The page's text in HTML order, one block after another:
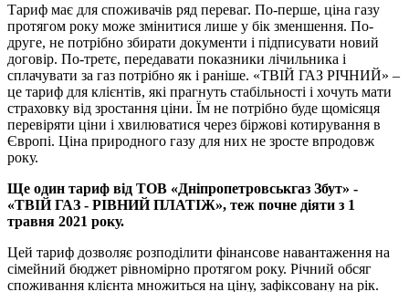
Тариф має для споживачів ряд переваг. По-перше, ціна газу
протягом року може змінитися лише у бік зменшення. По-
друге, не потрібно збирати документи і підписувати новий
договір. По-третє, передавати показники лічильника і
сплачувати за газ потрібно як і раніше. «ТВІЙ ГАЗ РІЧНИЙ» –
це тариф для клієнтів, які прагнуть стабільності і хочуть мати
страховку від зростання ціни. Їм не потрібно буде щомісяця
перевіряти ціни і хвилюватися через біржові котирування в
Європі. Ціна природного газу для них не зросте впродовж
року.
Ще один тариф від ТОВ «Дніпропетровськгаз Збут» -
«ТВІЙ ГАЗ - РІВНИЙ ПЛАТІЖ», теж почне діяти з 1
травня 2021 року.
Цей тариф дозволяє розподілити фінансове навантаження на
сімейний бюджет рівномірно протягом року. Річний обсяг
споживання клієнта множиться на ціну, зафіксовану на рік.